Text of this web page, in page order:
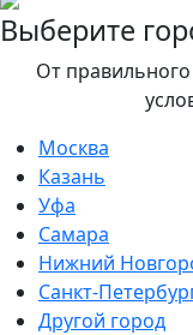
Выберите
От
Москва
Казань
Уфа
Самара
Нижний
Санкт-
Другой город